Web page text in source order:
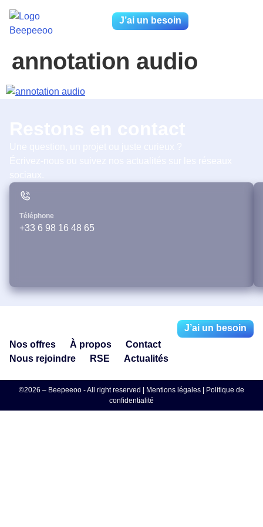
J’ai un besoin
annotation audio
Téléphone
+33 6 98 16 48 65
Nos offres À propos
Contact
Nous rejoindre
RSE Actualités
J’ai un besoin
©2026 – Beepeeoo - All right reserved | Mentions légales
Politique de
confidentialité